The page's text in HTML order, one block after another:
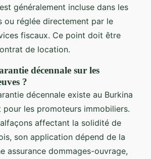
généralement incluse dans les
ou réglée directement par le
fiscaux. Ce point doit être
de location.
décennale sur les
?
décennale existe au Burkina
pour les promoteurs immobiliers.
affectant la solidité de
son application dépend de la
assurance dommages-ouvrage,